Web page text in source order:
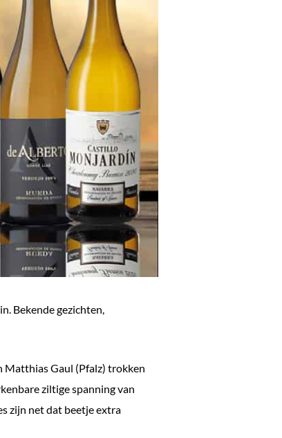
Bekende gezichten,
Matthias Gaul (Pfalz) trokken
ziltige spanning van
zijn net dat beetje extra